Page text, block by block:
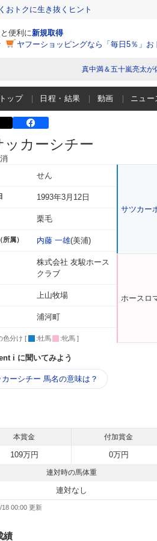
トクに生き抜くヒント
と便利に新規取得
ヤフーショッピングなら「毎日5％」お
真中満＆五十嵐亮太が
ップ 日程・結果 動画 ニュー
ッカーシチー
せん
1993年3月12日
栗毛
属） 内藤 一雄(美浦)
株式会社 友駿ホース
クラブ
上山牧場
浦河町
色分け [ :牡馬 :牝馬 ]
サツカー
ホースロ
i に聞いてみよう
ーシチー 馬名の意味は？
本賞金 付加賞金
109万円 0万円
連対時の馬体重
連対なし
18 00:00
績